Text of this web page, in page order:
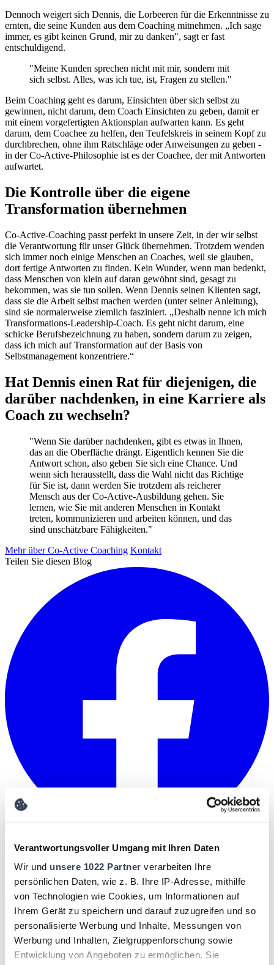
Verantwortungsvoller Umgang mit Ihren Daten
Wir und unsere 1022 Partner verarbeiten Ihre
persönlichen Daten, wie z. B. Ihre IP-Adresse, mithilfe
von Technologien wie Cookies, um Informationen auf
Ihrem Gerät zu speichern und darauf zuzugreifen und so
personalisierte Werbung und Inhalte, Messungen von
Werbung und Inhalten, Zielgruppenforschung sowie
Entwicklung von Angeboten zu ermöglichen. Sie
Dennoch weigert sich Dennis, die Lorbeeren für die Erkenntnisse zu
ernten, die seine Kunden aus dem Coaching mitnehmen. „Ich sage
immer, es gibt keinen Grund, mir zu danken", sagt er fast
entschuldigend.
"Meine Kunden sprechen nicht mit mir, sondern mit
sich selbst. Alles, was ich tue, ist, Fragen zu stellen."
Beim Coaching geht es darum, Einsichten über sich selbst zu
gewinnen, nicht darum, dem Coach Einsichten zu geben, damit er
mit einem vorgefertigten Aktionsplan aufwarten kann. Es geht
darum, dem Coachee zu helfen, den Teufelskreis in seinem Kopf zu
durchbrechen, ohne ihm Ratschläge oder Anweisungen zu geben -
in der Co-Active-Philosophie ist es der Coachee, der mit Antworten
aufwartet.
Die Kontrolle über die eigene
Transformation übernehmen
Co-Active-Coaching passt perfekt in unsere Zeit, in der wir selbst
die Verantwortung für unser Glück übernehmen. Trotzdem wenden
sich immer noch einige Menschen an Coaches, weil sie glauben,
dort fertige Antworten zu finden. Kein Wunder, wenn man bedenkt,
dass Menschen von klein auf daran gewöhnt sind, gesagt zu
bekommen, was sie tun sollen. Wenn Dennis seinen Klienten sagt,
dass sie die Arbeit selbst machen werden (unter seiner Anleitung),
sind sie normalerweise ziemlich fasziniert. „Deshalb nenne ich mich
Transformations-Leadership-Coach. Es geht nicht darum, eine
schicke Berufsbezeichnung zu haben, sondern darum zu zeigen,
dass ich mich auf Transformation auf der Basis von
Selbstmanagement konzentriere.“
Hat Dennis einen Rat für diejenigen, die
darüber nachdenken, in eine Karriere als
Coach zu wechseln?
"Wenn Sie darüber nachdenken, gibt es etwas in Ihnen,
das an die Oberfläche drängt. Eigentlich kennen Sie die
Antwort schon, also geben Sie sich eine Chance. Und
wenn sich herausstellt, dass die Wahl nicht das Richtige
für Sie ist, dann werden Sie trotzdem als reicherer
Mensch aus der Co-Active-Ausbildung gehen. Sie
lernen, wie Sie mit anderen Menschen in Kontakt
treten, kommunizieren und arbeiten können, und das
sind unschätzbare Fähigkeiten."
Mehr über Co-Active Coaching Kontakt
Teilen Sie diesen Blog